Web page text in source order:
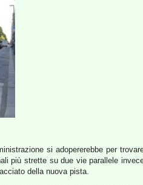
si adopererebbe per
più strette su due vie parallele
della nuova pista.